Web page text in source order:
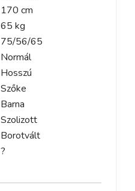
170 cm
65 kg
75/56/65
Normál
Hosszú
Szőke
Barna
Szolizott
Borotvált
?